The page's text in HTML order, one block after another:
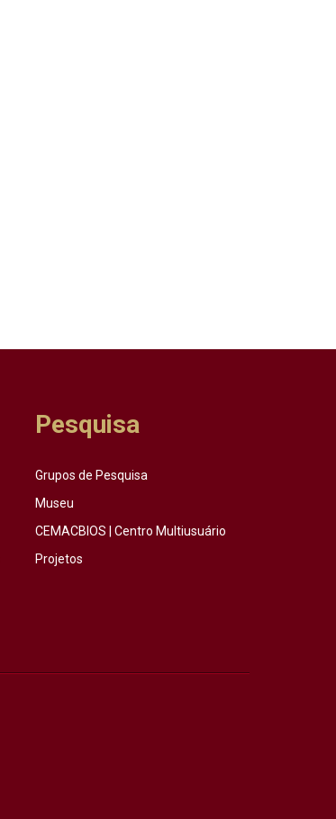
Pesquisa
Grupos de Pesquisa
Museu
CEMACBIOS | Centro Multiusuário
Projetos